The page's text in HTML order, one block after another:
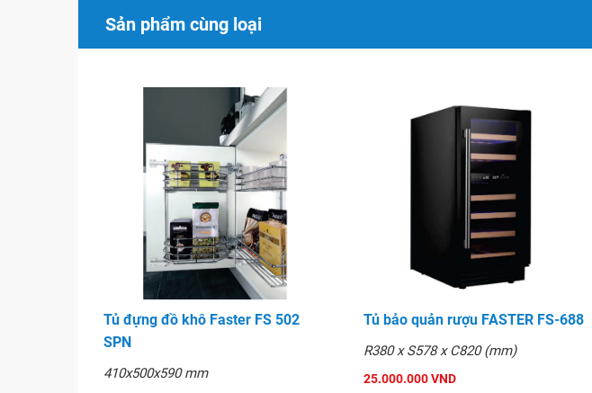
Sản phẩm cùng loại
Tủ đựng đồ khô Faster FS 502
SPN
410x500x590 mm
Tủ bảo quản rượu FASTER FS-688
R380 x S578 x C820 (mm)
25.000.000 VND